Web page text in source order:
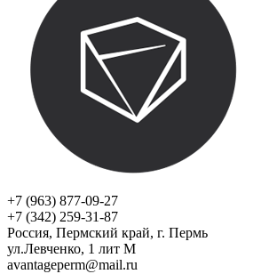
+7 (963) 877-09-27
+7 (342) 259-31-87
Россия, Пермский край, г. Пермь
ул.Левченко, 1 лит М
avantageperm@mail.ru